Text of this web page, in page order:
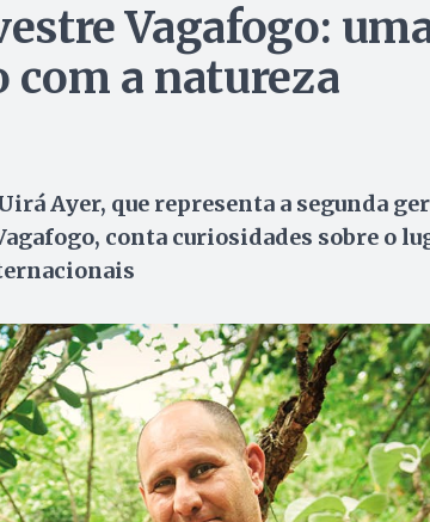
Vagafogo:
a natureza
Ayer, que representa a segunda
conta curiosidades sobre o